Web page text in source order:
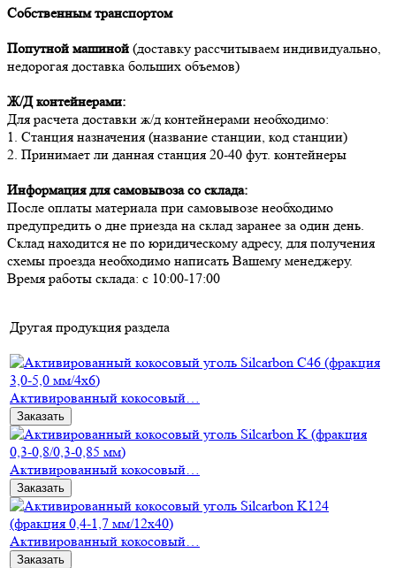
Собственным транспортом
Попутной машиной (доставку рассчитываем индивидуально,
недорогая доставка больших объемов)
Ж/Д контейнерами:
Для расчета доставки ж/д контейнерами необходимо:
1. Станция назначения (название станции, код станции)
2. Принимает ли данная станция 20-40 фут. контейнеры
Информация для самовывоза со склада:
После оплаты материала при самовывозе необходимо
предупредить о дне приезда на склад заранее за один день.
Склад находится не по юридическому адресу, для получения
схемы проезда необходимо написать Вашему менеджеру.
Время работы склада: с 10:00-17:00
Другая продукция раздела
Активированный кокосовый…
Заказать
Активированный кокосовый…
Заказать
Активированный кокосовый…
Заказать